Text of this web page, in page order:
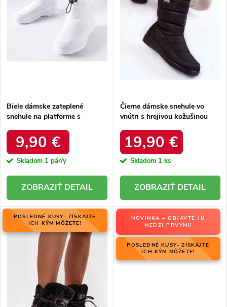
Biele dámske zateplené
snehule na platforme s
WHITE
9,90 €
Skladom 1 pár/y
DETAIL
Čierne dámske snehule vo
vnútri s hrejivou kožušinou
BLACK
19,90 €
Skladom 1 ks
DETAIL
POSLEDNÉ KUSY- ZÍSKAJTE
ICH KÝM MÔŽETE!
NOVINKA – OBJAVTE JU
MEDZI PRVÝMI!
POSLEDNÉ KUSY- ZÍSKAJTE
ICH KÝM MÔŽETE!